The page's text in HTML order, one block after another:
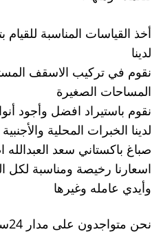
أخذ القياسات المناسبة
لدينا
نقوم في تركيب الاسقف
المساحات الصغيرة
نقوم باستيراد افضل وأجود
لدينا الخبرات المحلية
صباغ باكستاني سعد
اسعارنا رخيصة ومناسبة لكل
وأيدي عامله وغيرها